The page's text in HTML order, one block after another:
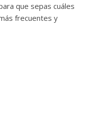
que sepas cuáles
frecuentes y